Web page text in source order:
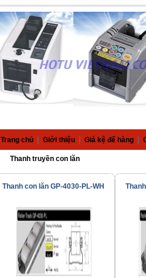
Trang chủ Giới thiệu Giá kệ để hàng
Thanh truyền con lăn
Thanh con lăn GP-4030-PL-WH